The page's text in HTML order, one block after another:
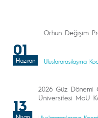
01
Haziran
Orhun Değişim
Uluslararasılaşma
13
2026 Güz Dönemi
Üniversitesi MoU